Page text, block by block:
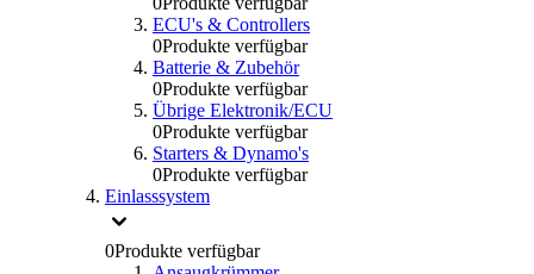
ECU's & Controllers
0Produkte verfügbar
Batterie & Zubehör
0Produkte verfügbar
Übrige Elektronik/ECU
0Produkte verfügbar
Starters & Dynamo's
0Produkte verfügbar
Einlasssystem
0Produkte verfügbar